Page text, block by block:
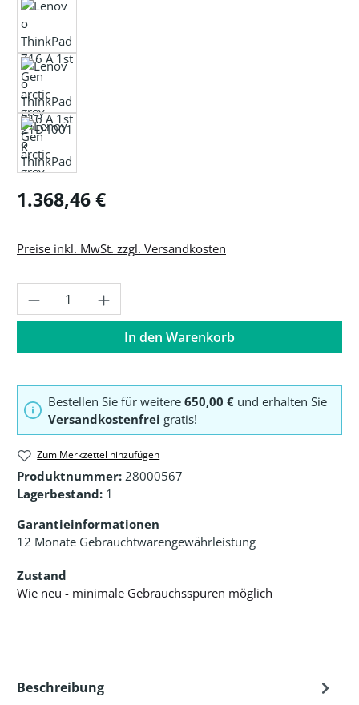
Regulärer Preis:
1.368,46 €
Preise inkl. MwSt. zzgl. Versandkosten
Produkt Anzahl: Gib den gewünschten
In den Warenkorb
Bestellen Sie für weitere 650,00 € und erhalten Sie
Versandkostenfrei gratis!
Zum Merkzettel hinzufügen
Produktnummer: 28000567
Lagerbestand: 1
Garantieinformationen
12 Monate Gebrauchtwarengewährleistung
Zustand
Wie neu - minimale Gebrauchsspuren möglich
Beschreibung